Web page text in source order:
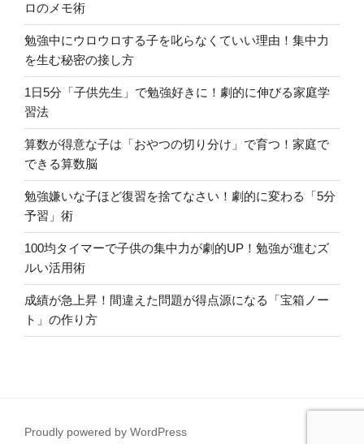
ロのメモ術
勉強中にウロウロする子を叱らなくていい理由！集中力
を生む秘密の接し方
1日5分「子供先生」で勉強好きに！劇的に伸びる家庭学
習法
算数が得意な子は「おやつの切り分け」で育つ！家庭で
できる算数脳
勉強嫌いな子ほど復習を捨てなさい！劇的に変わる「5分
予習」術
100均タイマーで子供の集中力が劇的UP！勉強が進むズ
ルい活用術
成績が急上昇！間違えた問題が得点源になる「宝箱ノー
ト」の作り方
Proudly powered by WordPress